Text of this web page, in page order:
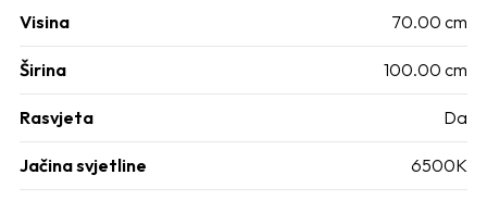
Visina 70.00 cm
Širina 100.00 cm
Rasvjeta Da
Jačina svjetline 6500K